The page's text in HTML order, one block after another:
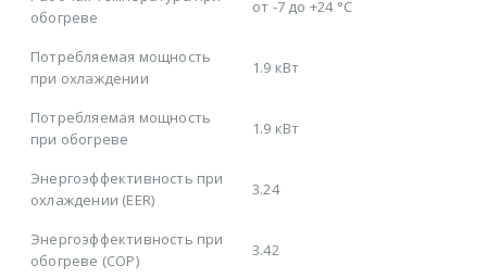
обогреве
от -7 до +24 °C
Потребляемая мощность
при охлаждении
1.9 кВт
Потребляемая мощность
при обогреве
1.9 кВт
Энергоэффективность при
охлаждении (EER)
3.24
Энергоэффективность при
обогреве (COP)
3.42